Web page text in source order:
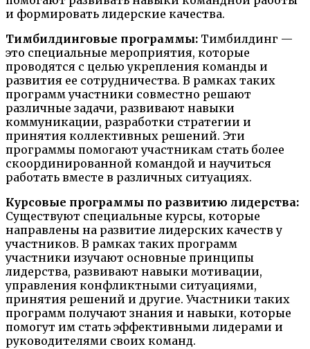
и формировать лидерские качества.
Тимбилдинговые программы: Тимбилдинг —
это специальные мероприятия, которые
проводятся с целью укрепления команды и
развития ее сотрудничества. В рамках таких
программ участники совместно решают
различные задачи, развивают навыки
коммуникации, разработки стратегии и
принятия коллективных решений. Эти
программы помогают участникам стать более
скоординированной командой и научиться
работать вместе в различных ситуациях.
Курсовые программы по развитию лидерства:
Существуют специальные курсы, которые
направлены на развитие лидерских качеств у
участников. В рамках таких программ
участники изучают основные принципы
лидерства, развивают навыки мотивации,
управления конфликтными ситуациями,
принятия решений и другие. Участники таких
программ получают знания и навыки, которые
помогут им стать эффективными лидерами и
руководителями своих команд.